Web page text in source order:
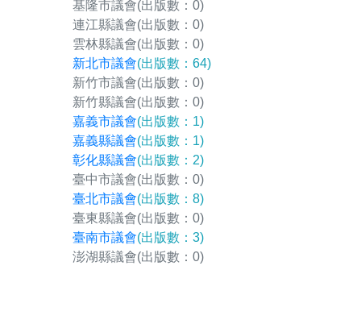
基隆市議會(出版數：0)
連江縣議會(出版數：0)
雲林縣議會(出版數：0)
新北市議會(出版數：64)
新竹市議會(出版數：0)
新竹縣議會(出版數：0)
嘉義市議會(出版數：1)
嘉義縣議會(出版數：1)
彰化縣議會(出版數：2)
臺中市議會(出版數：0)
臺北市議會(出版數：8)
臺東縣議會(出版數：0)
臺南市議會(出版數：3)
澎湖縣議會(出版數：0)